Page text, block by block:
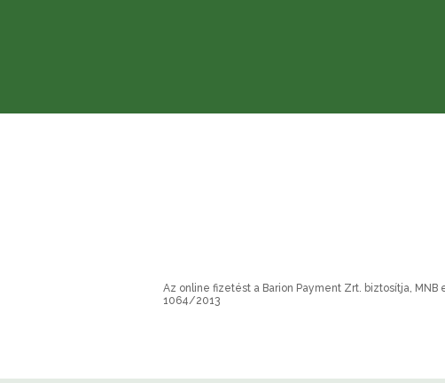
Az online fizetést a Barion Payment Zrt. biztosítja,
1064/2013